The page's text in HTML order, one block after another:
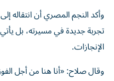
وأكد النجم المصري أن انتقاله
تجربة جديدة في مسيرته، بل
الإنجازات.
وقال صلاح: «أنا هنا من أجل